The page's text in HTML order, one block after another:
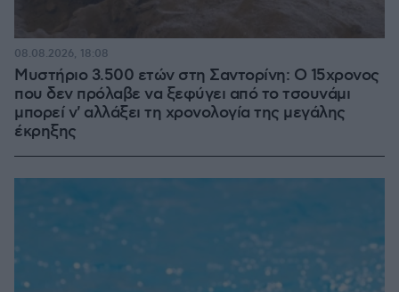
Μυστήριο 3.500 ετών στη Σαντορίνη: Ο 15χρονος
που δεν πρόλαβε να ξεφύγει από το τσουνάμι
μπορεί ν' αλλάξει τη χρονολογία της μεγάλης
έκρηξης
08.08.2026, 18:08